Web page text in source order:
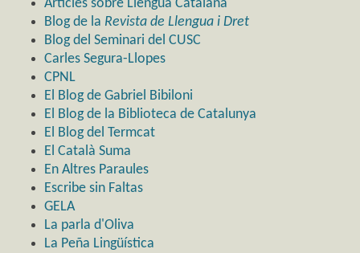
Articles sobre Llengua Catalana
Blog de la Revista de Llengua i Dret
Blog del Seminari del CUSC
Carles Segura-Llopes
CPNL
El Blog de Gabriel Bibiloni
El Blog de la Biblioteca de Catalunya
El Blog del Termcat
El Català Suma
En Altres Paraules
Escribe sin Faltas
GELA
La parla d'Oliva
La Peña Lingüística